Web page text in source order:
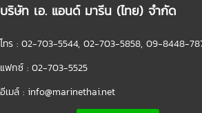
บริษัท เอ. แอนด์ มารีน (ไทย) จำกัด
โทร : 02-703-5544, 02-703-5858, 09-8448-
แฟกซ์ : 02-703-5525
อีเมล์ : info@marinethai.net